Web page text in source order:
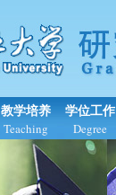
教学培养
Teaching
学位工作
Degree